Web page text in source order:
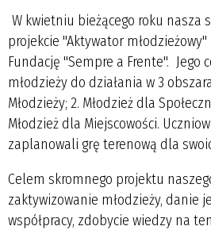
W kwietniu bieżącego roku nasza
projekcie "Aktywator
Fundację "Sempre a Frente". Jego
młodzieży do działania w 3
Młodzieży; 2. Młodzież dla
Młodzież dla Miejscowości.
zaplanowali grę terenową dla
Celem skromnego projektu
zaktywizowanie młodzieży, danie
współpracy, zdobycie wiedzy na